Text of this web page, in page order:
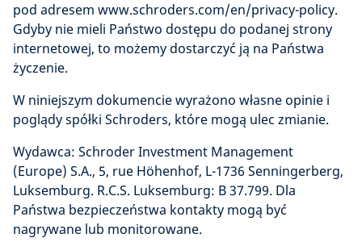
pod adresem www.schroders.com/en/privacy-policy.
Gdyby nie mieli Państwo dostępu do podanej strony
internetowej, to możemy dostarczyć ją na Państwa
życzenie.
W niniejszym dokumencie wyrażono własne opinie i
poglądy spółki Schroders, które mogą ulec zmianie.
Wydawca: Schroder Investment Management
(Europe) S.A., 5, rue Höhenhof, L-1736 Senningerberg,
Luksemburg. R.C.S. Luksemburg: B 37.799. Dla
Państwa bezpieczeństwa kontakty mogą być
nagrywane lub monitorowane.